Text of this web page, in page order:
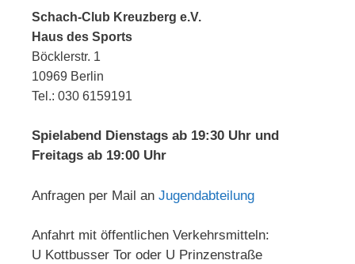
Schach-Club Kreuzberg e.V.
Haus des Sports
Böcklerstr. 1
10969 Berlin
Tel.: 030 6159191
Spielabend Dienstags ab 19:30 Uhr und
Freitags ab 19:00 Uhr
Anfragen per Mail an Jugendabteilung
Anfahrt mit öffentlichen Verkehrsmitteln:
U Kottbusser Tor oder U Prinzenstraße